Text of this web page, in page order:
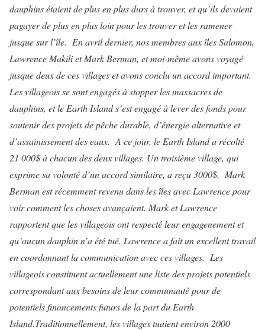
dauphins étaient de plus en plus durs à trouver, et qu’ils devaient
pagayer de plus en plus loin pour les trouver et les ramener
jusque sur l’île. En avril dernier, nos membres aux îles Salomon,
Lawrence Makili et Mark Berman, et moi-même avons voyagé
jusque deux de ces villages et avons conclu un accord important.
Les villageois se sont engagés à stopper les massacres de
dauphins, et le Earth Island s’est engagé à lever des fonds pour
soutenir des projets de pêche durable, d’énergie alternative et
d’assainissement des eaux. A ce jour, le Earth Island a récolté
21 000$ à chacun des deux villages. Un troisième village, qui
exprime sa volonté d’un accord similaire, a reçu 3000$. Mark
Berman est récemment revenu dans les îles avec Lawrence pour
voir comment les choses avançaient. Mark et Lawrence
rapportent que les villageois ont respecté leur engagenement et
qu’aucun dauphin n’a été tué. Lawrence a fait un excellent travail
en coordonnant la communication avec ces villages. Les
villageois constituent actuellement une liste des projets potentiels
correspondant aux besoins de leur communauté pour de
potentiels financements futurs de la part du Earth
Island.Traditionnellement, les villages tuaient environ 2000